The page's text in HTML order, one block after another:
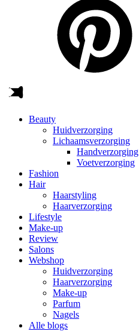
Beauty
Huidverzorging
Lichaamsverzorging
Handverzorging
Voetverzorging
Fashion
Hair
Haarstyling
Haarverzorging
Lifestyle
Make-up
Review
Salons
Webshop
Huidverzorging
Haarverzorging
Make-up
Parfum
Nagels
Alle blogs